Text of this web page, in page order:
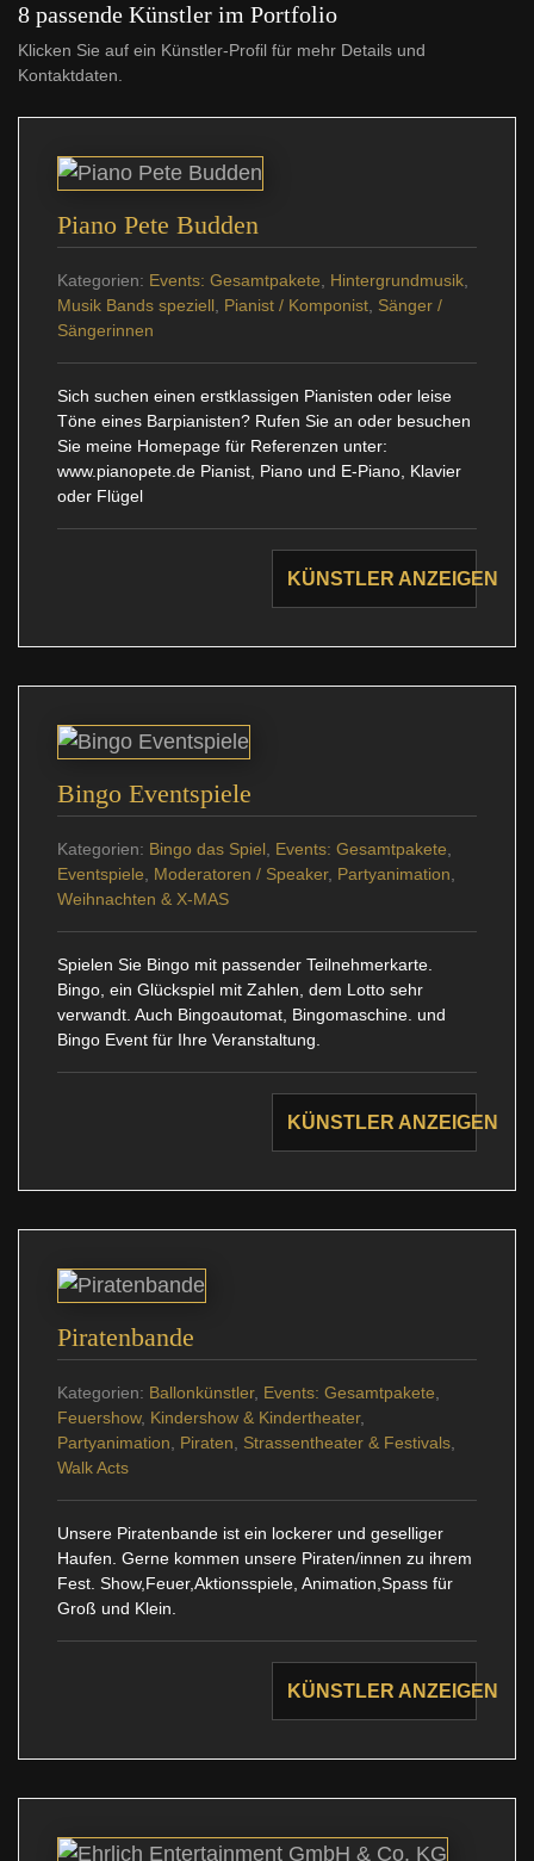
8 passende Künstler im Portfolio
Klicken Sie auf ein Künstler-Profil für mehr Details und
Kontaktdaten.
Piano Pete Budden
Kategorien: Events: Gesamtpakete Hintergrundmusik
Musik Bands speziell
Pianist / Komponist Sänger /
Sängerinnen
Sich suchen einen erstklassigen Pianisten oder leise
Töne eines Barpianisten? Rufen Sie an oder besuchen
Sie meine Homepage für Referenzen unter:
www.pianopete.de Pianist, Piano und E-Piano, Klavier
oder Flügel
KÜNSTLER ANZEIGEN
Bingo Eventspiele
Kategorien: Bingo das Spiel Events: Gesamtpakete
Eventspiele
Moderatoren / Speaker, Partyanimation
Weihnachten & X-MAS
Spielen Sie Bingo mit passender Teilnehmerkarte.
Bingo, ein Glückspiel mit Zahlen, dem Lotto sehr
verwandt. Auch Bingoautomat, Bingomaschine. und
Bingo Event für Ihre Veranstaltung.
KÜNSTLER ANZEIGEN
Piratenbande
Kategorien: Ballonkünstler, Events: Gesamtpakete
Feuershow, Kindershow & Kindertheater,
Partyanimation
Piraten Strassentheater & Festivals
Walk Acts
Unsere Piratenbande ist ein lockerer und geselliger
Haufen. Gerne kommen unsere Piraten/innen zu ihrem
Fest. Show,Feuer,Aktionsspiele, Animation,Spass für
Groß und Klein.
KÜNSTLER ANZEIGEN